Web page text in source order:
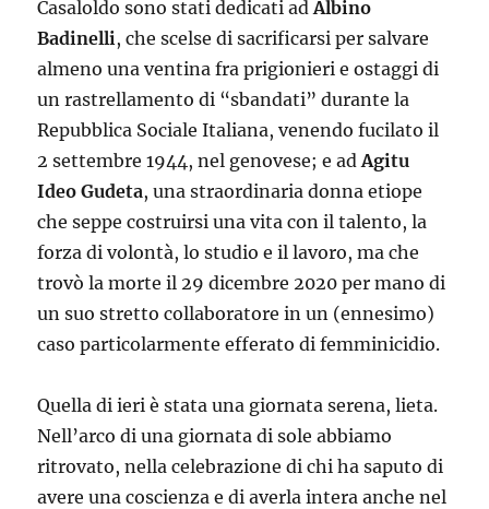
Casaloldo sono stati dedicati adAlbino
Badinelli, che scelse di sacrificarsi per salvare
almeno una ventina fra prigionieri e ostaggi di
un rastrellamento di “sbandati” durante la
Repubblica Sociale Italiana, venendo fucilato il
2 settembre 1944, nel genovese; e adAgitu
Ideo Gudeta, una straordinaria donna etiope
che seppe costruirsi una vita con il talento, la
forza di volontà, lo studio e il lavoro, ma che
trovò la morte il 29 dicembre 2020 per mano di
un suo stretto collaboratore in un (ennesimo)
caso particolarmente efferato di femminicidio.
Quella di ieri è stata una giornata serena, lieta.
Nell’arco di una giornata di sole abbiamo
ritrovato, nella celebrazione di chi ha saputo di
avere una coscienza e di averla intera anche nel